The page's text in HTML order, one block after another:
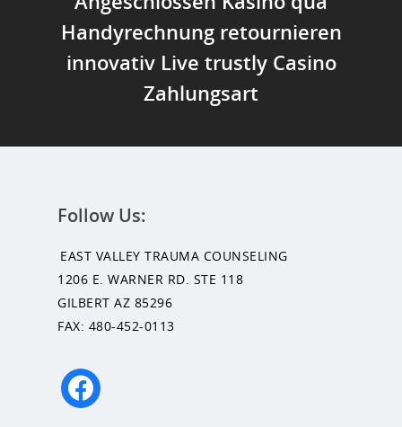
Handyrechnung retournieren
innovativ Live trustly Casino
Zahlungsart
Follow Us:
EAST VALLEY TRAUMA COUNSELING
1206 E. WARNER RD. STE 118
GILBERT AZ 85296
FAX: 480-452-0113
facebook